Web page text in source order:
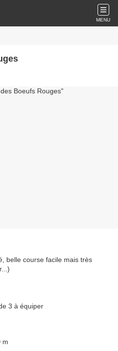
MENU
belle course facile mais très
3 à équiper
m